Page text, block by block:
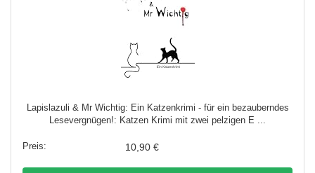
Lapislazuli & Mr Wichtig: Ein Katzenkrimi - für ein bezauberndes
Lesevergnügen!: Katzen Krimi mit zwei pelzigen E ...
10,90 €